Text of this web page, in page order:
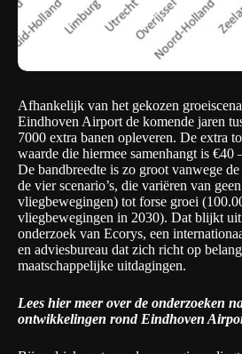
Afhankelijk van het gekozen
Eindhoven Airport de komende jaren
7000 extra banen opleveren. De extra
waarde die hiermee samenhangt is €40
De bandbreedte is zo groot vanwege
de vier scenario’s, die variëren van
vliegbewegingen) tot forse groei
vliegbewegingen in 2030). Dat blijkt uit
onderzoek van Ecorys, een
en adviesbureau dat zich richt op
maatschappelijke uitdagingen.
Lees hier meer over de onderzoeken
ontwikkelingen rond Eindhoven